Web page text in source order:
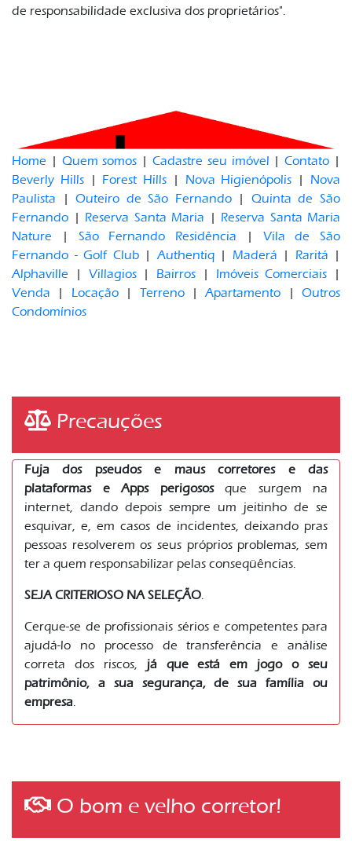
de responsabilidade exclusiva dos proprietários".
Home | Quem somos |Cadastre seu imóvel |Contato |
Beverly Hills| Forest Hills | Nova Higienópolis | Nova
Paulista |Outeiro de São Fernando| Quinta de São
Fernando | Reserva Santa Maria | Reserva Santa Maria
Nature | São Fernando Residência | Vila de São
Fernando - Golf Club|Authentiq| Maderá | Raritá |
Alphaville | Villagios| Bairros | Imóveis Comerciais |
Venda | Locação| Terreno|Apartamento | Outros
Condomínios
Precauções
Fuja dos pseudos e maus corretores e das
plataformas e Apps perigososque surgem na
internet, dando depois sempre um jeitinho de se
esquivar, e, em casos de incidentes, deixando pras
pessoas resolverem os seus próprios problemas, sem
ter a quem responsabilizar pelas conseqüências.
SEJA CRITERIOSO NA SELEÇÃO.
Cerque-se de profissionais sérios e competentes para
ajudá-lo no processo de transferência e análise
correta dos riscos, já que está em jogo o seu
patrimônio, a sua segurança, de sua família ou
empresa.
O bom e velho corretor!